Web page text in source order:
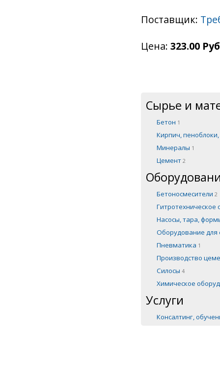
Поставщик:
Цена: 323.00
Сырье и
Бетон 1
Кирпич,
Минералы 1
Цемент 2
Бетоносмесители 2
Насосы, тара,
Оборудование для
Пневматика 1
Производство
Силосы 4
Химическое
Услуги
Консалтинг,